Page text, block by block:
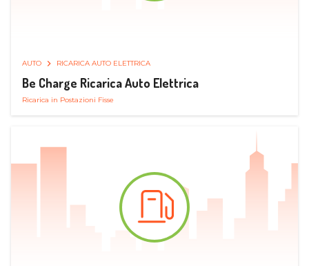
AUTO RICARICA AUTO ELETTRICA
Be Charge Ricarica Auto Elettrica
Ricarica in Postazioni Fisse